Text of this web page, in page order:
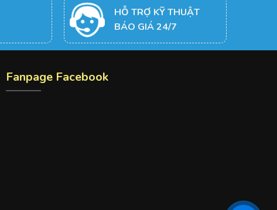
HỖ TRỢ KỸ THUẬT
BÁO GIÁ 24/7
Fanpage Facebook